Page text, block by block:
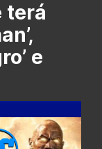
terá
e